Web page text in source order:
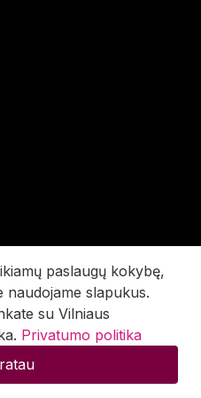
paslaugų kokybę,
naudojame slapukus.
su Vilniaus
Privatumo politika